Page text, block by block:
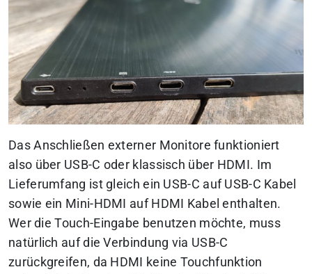
Das Anschließen externer Monitore funktioniert
also über USB-C oder klassisch über HDMI. Im
Lieferumfang ist gleich ein USB-C auf USB-C Kabel
sowie ein Mini-HDMI auf HDMI Kabel enthalten.
Wer die Touch-Eingabe benutzen möchte, muss
natürlich auf die Verbindung via USB-C
zurückgreifen, da HDMI keine Touchfunktion